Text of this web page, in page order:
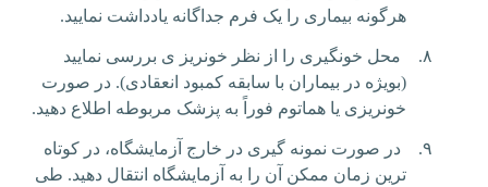
هرگونه بیماری را یک فرم جداگانه یادداشت نمایید.
۸.
محل خونگیری را از نظر خونریز ی بررسی نمایید
(بویژه در بیماران با سابقه کمبود انعقادی). در صورت
خونریزی یا هماتوم فوراً به پزشک مربوطه اطلاع دهید.
۹.
در صورت نمونه گیری در خارج آزمایشگاه، در کوتاه
ترین زمان ممکن آن را به آزمایشگاه انتقال دهید. طی